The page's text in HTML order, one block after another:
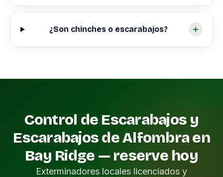
¿Son chinches o escarabajos?
Control de Escarabajos y
Escarabajos de Alfombra en
Bay Ridge — reserve hoy
Exterminadores locales licenciados y